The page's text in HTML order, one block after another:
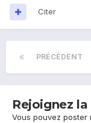
Citer
PRÉCÉDENT
Rejoignez
Vous pouvez poster